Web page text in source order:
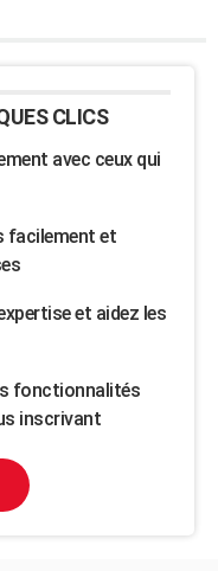
CLICS
avec ceux qui
facilement et
et aidez les
fonctionnalités
inscrivant